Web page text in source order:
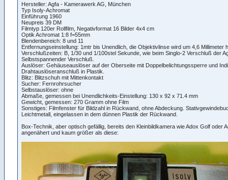
Hersteller: Agfa - Kamerawerk AG, München
Typ Isoly-Achromat
Einführung 1960
Neupreis 39 DM
Filmtyp 120er Rollfilm, Negativformat 16 Bilder 4x4 cm
Optik Achromat 1:8 f=55mm
Blendenbereich: 8 und 11
Entfernungseinstellung: 1mtr bis Unendlich, die Objektivlinse wird um 4,6 Millimeter
Verschlußzeiten: B, 1/30 und 1/100stel Sekunde, wie beim Singlo-2 Verschluß der
Selbstspannender Verschluß.
Auslöser: Gehäuseauslöser auf der Oberseite mit Doppelbelichtungssperre und
Drahtauslöseranschluß in Plastik.
Blitz: Blitzschuh mit Mittenkontakt
Sucher: Fernrohrsucher
Selbstauslöser: ohne
Abmaße, gemessen bei Unendlichkeits-Einstellung: 130 x 92 x 71.4 mm
Gewicht, gemessen: 270 Gramm ohne Film
Sonstiges: Filmfenster für Bildzahl in Rückwand, ohne Abdeckung.
Leichtmetall, eingelassen in dem dünnen Plastik der Rückwand.
Box-Technik, aber optisch gefällig, bereits den Kleinbildkamera wie Adox Golf oder
angenähert und kaum größer als diese: